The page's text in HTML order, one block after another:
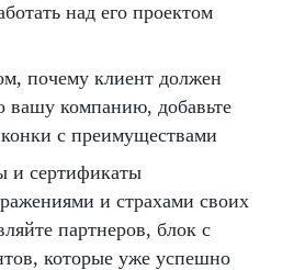
над его проектом
почему клиент должен
вашу компанию, добавьте
с преимуществами
и сертификаты
и страхами своих
партнеров, блок с
которые уже успешно